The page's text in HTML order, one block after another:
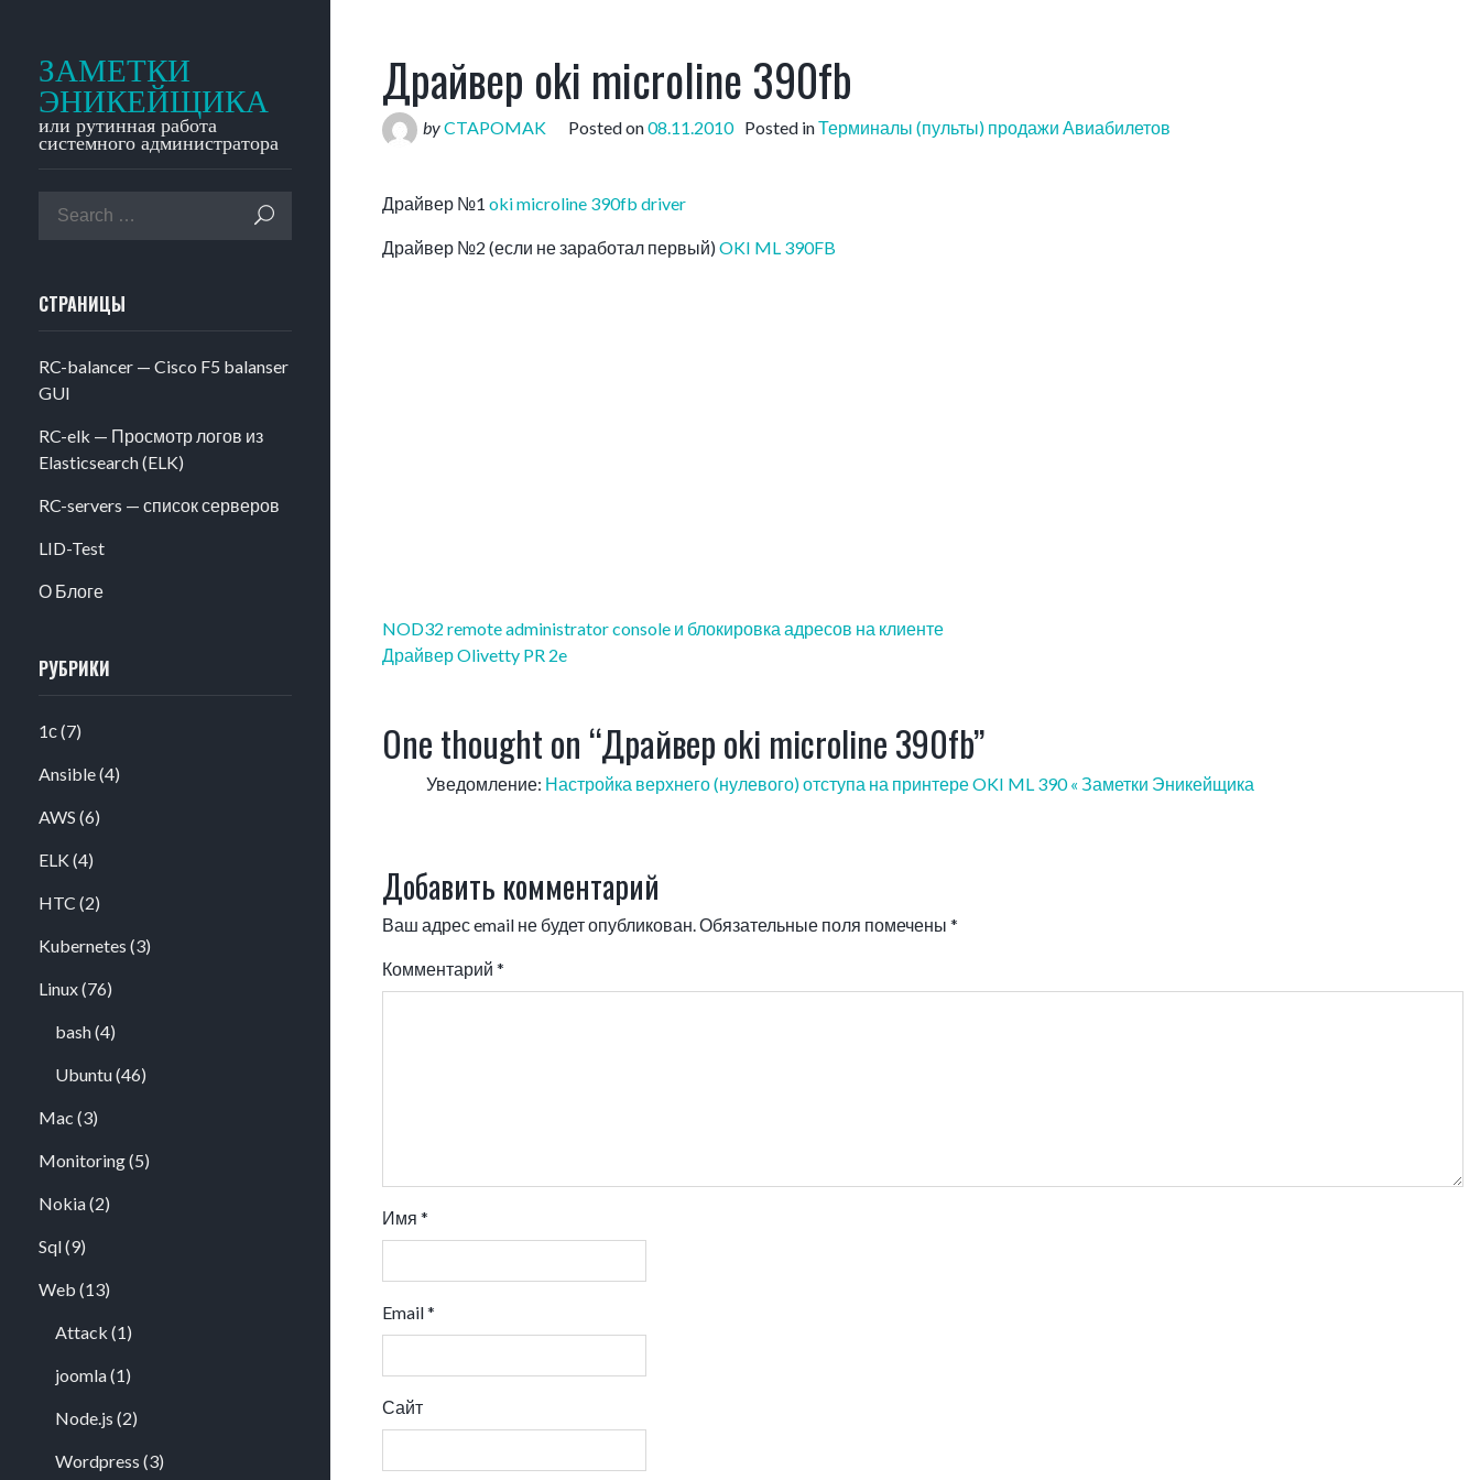
ЗАМЕТКИ
ЭНИКЕЙЩИКА
или рутинная работа
системного администратора
СТРАНИЦЫ
RC-balancer — Cisco F5 balanser
GUI
RC-elk — Просмотр логов из
Elasticsearch (ELK)
RC-servers — список серверов
LID-Test
О Блоге
РУБРИКИ
1с(7)
Ansible(4)
AWS (6)
ELK (4)
HTC (2)
Kubernetes (3)
Linux(76)
bash(4)
Ubuntu(46)
Mac (3)
Monitoring(5)
Nokia(2)
Sql(9)
Web (13)
Attack (1)
joomla(1)
Node.js (2)
Wordpress (3)
Драйвер oki microline 390fb
byCTAPOMAK Posted on08.11.2010 Posted inТерминалы (пульты) продажи Авиабилетов
Драйвер №1 oki microline 390fb driver
Драйвер №2 (если не заработал первый)OKI ML 390FB
Навигация
по
NOD32 remote administrator console и блокировка адресов на клиенте
Драйвер Olivetty PR 2e
One thought on “Драйвер oki microline 390fb”
Уведомление: Настройка верхнего (нулевого) отступа на принтере OKI ML 390 « Заметки Эникейщика
Добавить комментарий
Ваш адрес email не будет опубликован.Обязательные поля помечены *
Комментарий *
Имя *
Email*
Сайт